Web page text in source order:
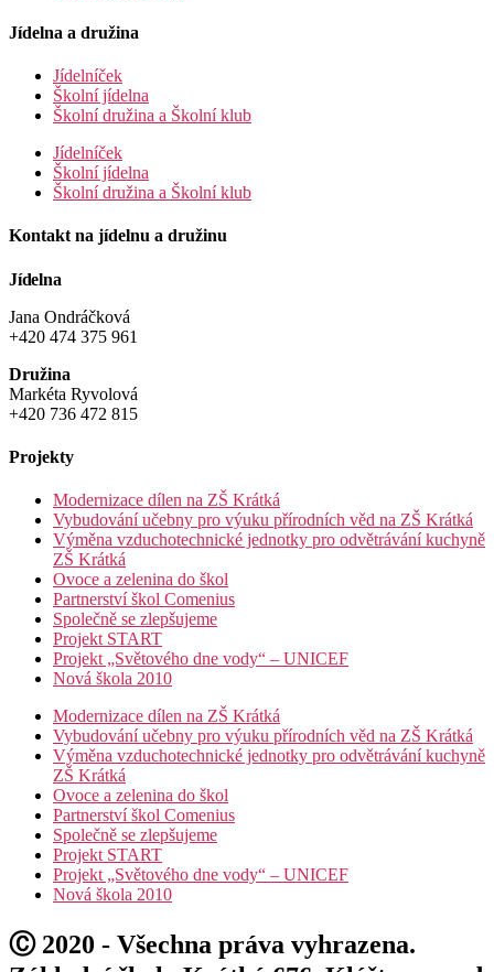
Jídelna a družina
Jídelníček
Školní jídelna
Školní družina a Školní klub
Jídelníček
Školní jídelna
Školní družina a Školní klub
Kontakt na jídelnu a družinu
Jídelna
Jana Ondráčková
+420 474 375 961
Družina
Markéta Ryvolová
+420 736 472 815
Projekty
Modernizace dílen na ZŠ Krátká
Vybudování učebny pro výuku přírodních věd na ZŠ Krátká
Výměna vzduchotechnické jednotky pro odvětrávání kuchyně
ZŠ Krátká
Ovoce a zelenina do škol
Partnerství škol Comenius
Společně se zlepšujeme
Projekt START
Projekt „Světového dne vody“ – UNICEF
Nová škola 2010
Modernizace dílen na ZŠ Krátká
Vybudování učebny pro výuku přírodních věd na ZŠ Krátká
Výměna vzduchotechnické jednotky pro odvětrávání kuchyně
ZŠ Krátká
Ovoce a zelenina do škol
Partnerství škol Comenius
Společně se zlepšujeme
Projekt START
Projekt „Světového dne vody“ – UNICEF
Nová škola 2010
Ⓒ 2020 - Všechna práva vyhrazena.